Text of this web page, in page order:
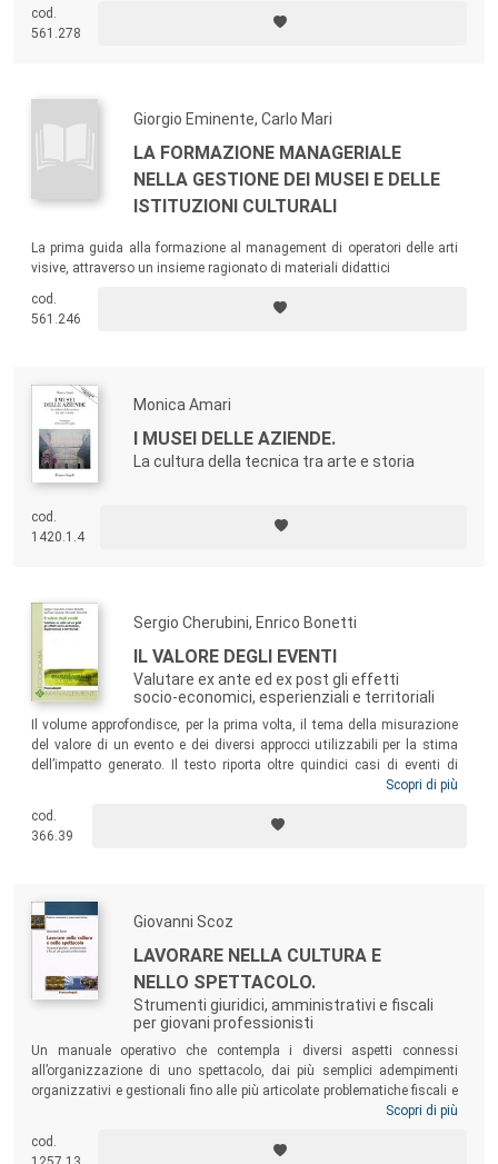
cod.
561.278
Giorgio Eminente, Carlo Mari
LA FORMAZIONE MANAGERIALE
NELLA GESTIONE DEI MUSEI E DELLE
ISTITUZIONI CULTURALI
La prima guida alla formazione al management di operatori delle arti
visive, attraverso un insieme ragionato di materiali didattici
cod.
561.246
Monica Amari
I MUSEI DELLE AZIENDE.
La cultura della tecnica tra arte e storia
cod.
1420.1.4
Sergio Cherubini, Enrico Bonetti
IL VALORE DEGLI EVENTI
Valutare ex ante ed ex post gli effetti
socio-economici, esperienziali e territoriali
Il volume approfondisce, per la prima volta, il tema della misurazione
del valore di un evento e dei diversi approcci utilizzabili per la stima
dell’impatto generato. Il testo riporta oltre quindici casi di eventi di
Festivaletteratura , il
Valencia, il
2008
Pechino, i
Scopri di più
cod.
366.39
Giovanni Scoz
LAVORARE NELLA CULTURA E
NELLO SPETTACOLO.
Strumenti giuridici, amministrativi e fiscali
per giovani professionisti
Un manuale operativo che contempla i diversi aspetti connessi
all’organizzazione di uno spettacolo, dai più semplici adempimenti
organizzativi e gestionali fino alle più articolate problematiche fiscali e
previdenziali. Il testo presenta i meccanismi operativi ripartiti nelle
subordinato. Viene affrontato inoltre lo spinoso tema dei rimborsi
Scopri di più
cod.